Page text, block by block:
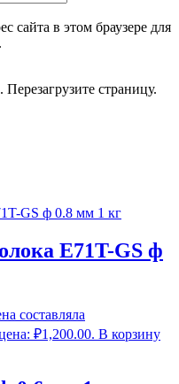
сайта в этом браузере для
страницу.
E71T-GS ф
составляла
₽1,200.00. В корзину